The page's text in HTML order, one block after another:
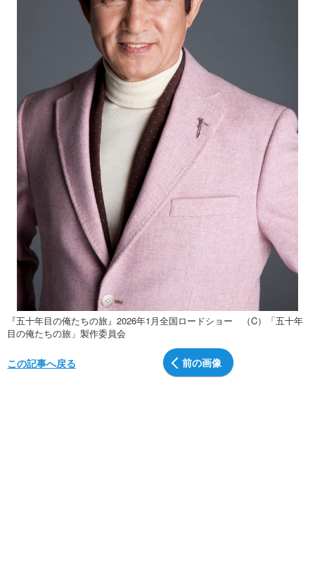
『五十年目の俺たちの旅』2026年1月全国ロードショー （C）「五十年
目の俺たちの旅」製作委員会
前の画像
この記事へ戻る